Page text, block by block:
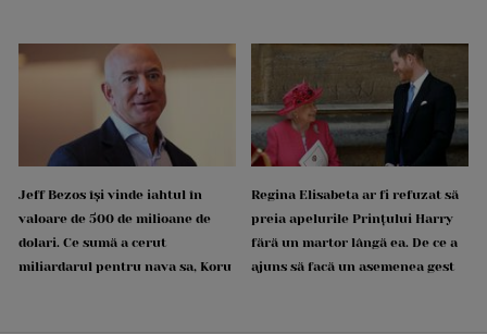
Jeff Bezos își vinde iahtul în
valoare de 500 de milioane de
dolari. Ce sumă a cerut
miliardarul pentru nava sa, Koru
Regina Elisabeta ar fi refuzat să
preia apelurile Prințului Harry
fără un martor lângă ea. De ce a
ajuns să facă un asemenea gest